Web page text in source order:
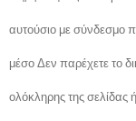
αυτούσιο με σύνδεσμο
μέσο Δεν παρέχετε το
ολόκληρης της